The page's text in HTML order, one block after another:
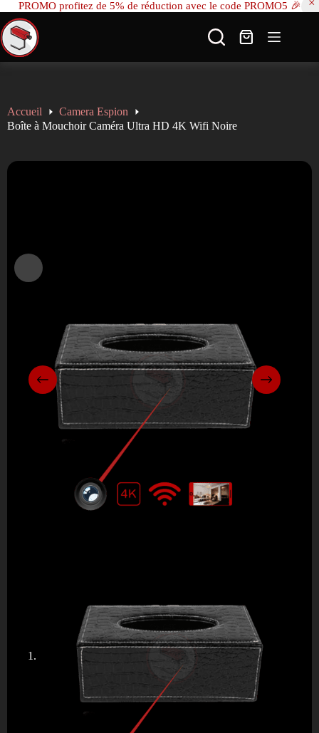
PROMO profitez de 5% de réduction avec le code PROMO5 🎉
Accueil
Camera Espion
Boîte à Mouchoir Caméra Ultra HD 4K Wifi Noire
🚚 Livraison gratuite en France dès 100€ d'achat ✈ Expédition à l'international
🔒 Paiement sécurisé et discret ↩️ 14 jours pour échanger ou retourner le produit
----------------------------------------------------
SAV réactif: contact@sauron-securite.com 09 78 80 63 48